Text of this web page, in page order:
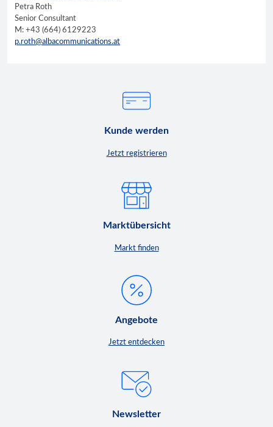
Petra Roth
Senior Consultant
M: +43 (664) 6129223
p.roth@albacommunications.at
Kunde werden
Jetzt registrieren
Marktübersicht
Markt finden
Angebote
Jetzt entdecken
Newsletter